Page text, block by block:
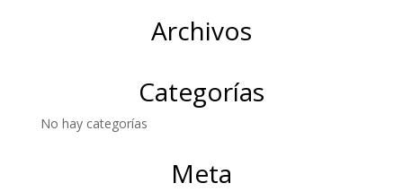
Archivos
Categorías
No hay categorías
Meta